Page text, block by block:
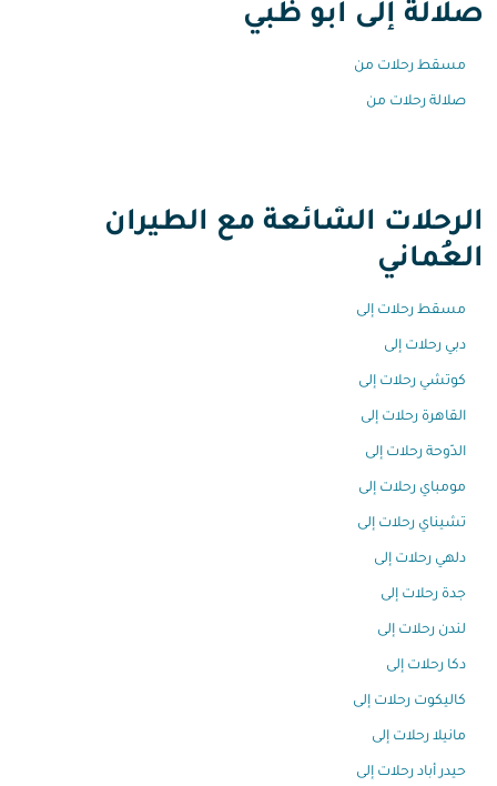
صلالة إلى أبو ظبي
مسقط رحلات من
صلالة رحلات من
الرحلات الشائعة مع الطيران
العُماني
مسقط رحلات إلى
دبي رحلات إلى
كوتشي رحلات إلى
القاهرة رحلات إلى
الدّوحة رحلات إلى
مومباي رحلات إلى
تشيناي رحلات إلى
دلهي رحلات إلى
جدة رحلات إلى
لندن رحلات إلى
دكا رحلات إلى
كاليكوت رحلات إلى
مانيلا رحلات إلى
حيدر أباد رحلات إلى